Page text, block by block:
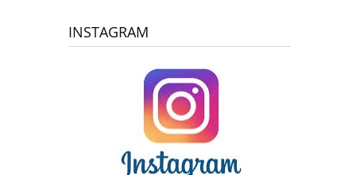
INSTAGRAM